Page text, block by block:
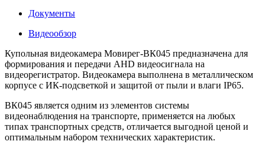
Документы
Видеообзор
Купольная видеокамера Мовирег-ВК045 предназначена для
формирования и передачи AHD видеосигнала на
видеорегистратор. Видеокамера выполнена в металлическом
корпусе с ИК-подсветкой и защитой от пыли и влаги IP65.
ВК045 является одним из элементов системы
видеонаблюдения на транспорте, применяется на любых
типах транспортных средств, отличается выгодной ценой и
оптимальным набором технических характеристик.